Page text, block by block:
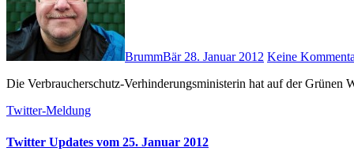
BrummBär28. Januar 2012 Keine
Die Verbraucherschutz-Verhinderungsministerin hat auf der
Twitter-Meldung
Twitter Updates vom 25. Januar 2012